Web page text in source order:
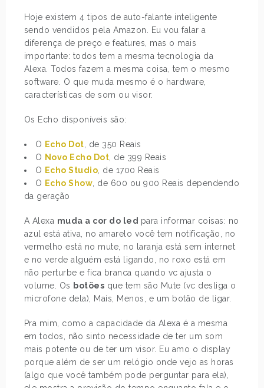
Hoje existem 4 tipos de auto-falante inteligente
sendo vendidos pela Amazon. Eu vou falar a
diferença de preço e features, mas o mais
importante: todos tem a mesma tecnologia da
Alexa. Todos fazem a mesma coisa, tem o mesmo
software. O que muda mesmo é o hardware,
características de som ou visor.
Os Echo disponíveis são:
O Echo Dot , de 350 Reais
O Novo Echo Dot , de 399 Reais
O Echo Studio , de 1700 Reais
O Echo Show , de 600 ou 900 Reais dependendo
da geração
A Alexa muda a cor do led para informar coisas: no
azul está ativa, no amarelo você tem notificação, no
vermelho está no mute, no laranja está sem internet
e no verde alguém está ligando, no roxo está em
não perturbe e fica branca quando vc ajusta o
volume. Os botões que tem são Mute (vc desliga o
microfone dela), Mais, Menos, e um botão de ligar.
Pra mim, como a capacidade da Alexa é a mesma
em todos, não sinto necessidade de ter um som
mais potente ou de ter um visor. Eu amo o display
porque além de ser um relógio onde vejo as horas
(algo que você também pode perguntar para ela),